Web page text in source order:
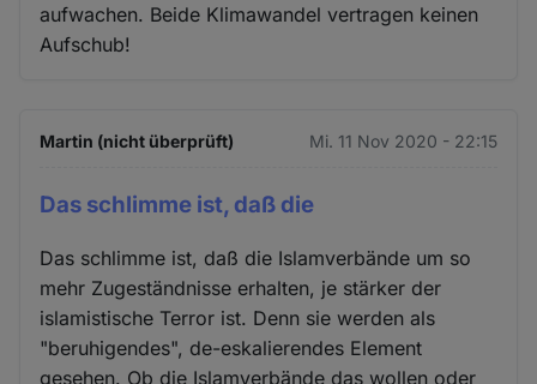
aufwachen. Beide Klimawandel vertragen keinen
Aufschub!
Martin (nicht überprüft) Mi. 11 Nov 2020 - 22:15
Das schlimme ist, daß die
Das schlimme ist, daß die Islamverbände um so
mehr Zugeständnisse erhalten, je stärker der
islamistische Terror ist. Denn sie werden als
"beruhigendes", de-eskalierendes Element
gesehen. Ob die Islamverbände das wollen oder